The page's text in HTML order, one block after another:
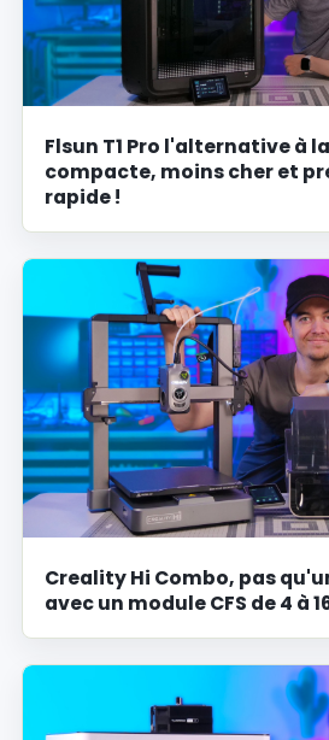
Flsun T1 Pro l'alternative à la
compacte, moins cher et
rapide !
Creality Hi Combo, pas
avec un module CFS de 4 à